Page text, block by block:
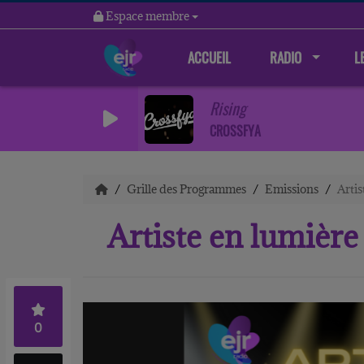
Espace membre
ACCUEIL RADIO
Rising
CROSSFYA
Grille des Programmes Emissions
Artiste en lumière
0